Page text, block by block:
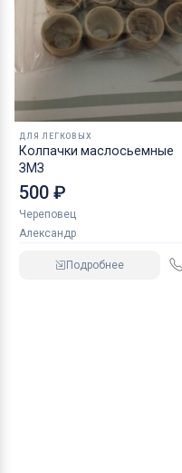
ДЛЯ ЛЕГКОВЫХ
Колпачки маслосьемные
ЗМЗ
500 ₽
Череповец
Александр
Подробнее